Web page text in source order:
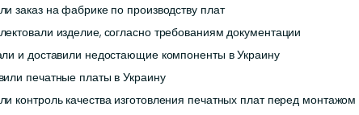
заказ на фабрике по производству плат
изделие, согласно требованиям документации
и доставили недостающие компоненты в Украину
печатные платы в Украину
контроль качества изготовления печатных плат перед монтажом